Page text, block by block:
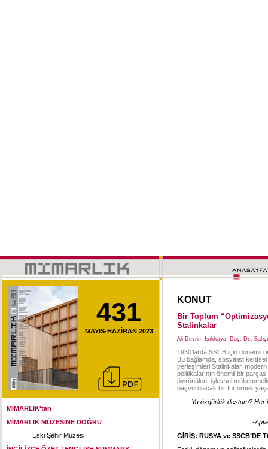
431
MAYIS-HAZİRAN 2023
MİMARLIK'tan
MİMARLIK MÜZESİNE DOĞRU
Eski Şehir Müzesi
KONUT
Bir Toplum
Stalinkalar
Ali Devrim Işıkkaya, Doç. Dr.,
1930’larda SSCB için
Bu bağlamda, sosyalist
yerleşimleri Stalinkalar,
politikalarının önemli bir
öykünülen, işlevsel
başvurulacak bir tür örnek
“Ya özgürlük dostum? Her
-
GİRİŞ: RUSYA ve SSCB’DE